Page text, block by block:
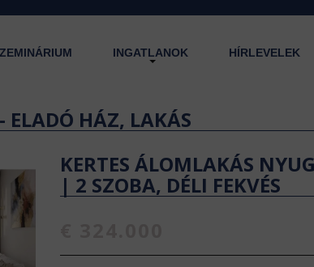
INGATLANOK HÍRLEVELEK
HÁZ, LAKÁS
KERTES ÁLOMLAKÁS
| 2 SZOBA, DÉLI FEKVÉS